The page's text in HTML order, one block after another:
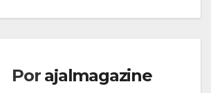
Por ajalmagazine